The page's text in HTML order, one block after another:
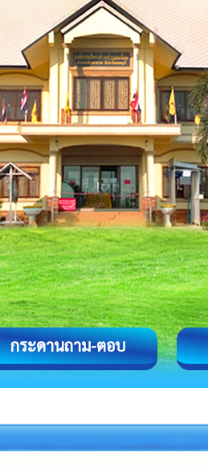
กระดานถาม-ตอบ